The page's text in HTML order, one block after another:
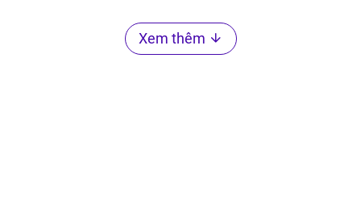
Xem thêm